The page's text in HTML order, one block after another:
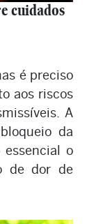
cuidados
é preciso
aos riscos
A
da
essencial o
de dor de